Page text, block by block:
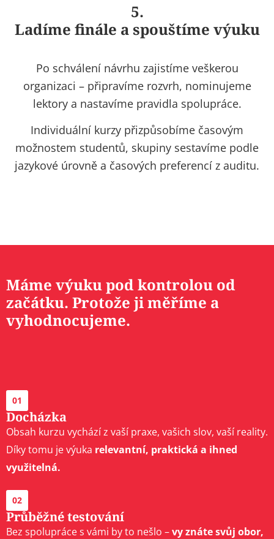
5.
Ladíme finále a spouštíme výuku
Po schválení návrhu zajistíme veškerou
organizaci – připravíme rozvrh, nominujeme
lektory a nastavíme pravidla spolupráce.
Individuální kurzy přizpůsobíme časovým
možnostem studentů, skupiny sestavíme podle
jazykové úrovně a časových preferencí z auditu.
Máme výuku pod kontrolou od
začátku. Protože ji měříme a
vyhodnocujeme.
01
Docházka
Obsah kurzu vychází z vaší praxe, vašich slov, vaší reality.
Díky tomu je výuka relevantní, praktická a ihned
využitelná.
02
Průběžné testování
Bez spolupráce s vámi by to nešlo –vy znáte svůj obor,